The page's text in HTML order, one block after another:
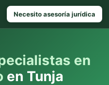
Necesito asesoría jurídica
en
en Tunja